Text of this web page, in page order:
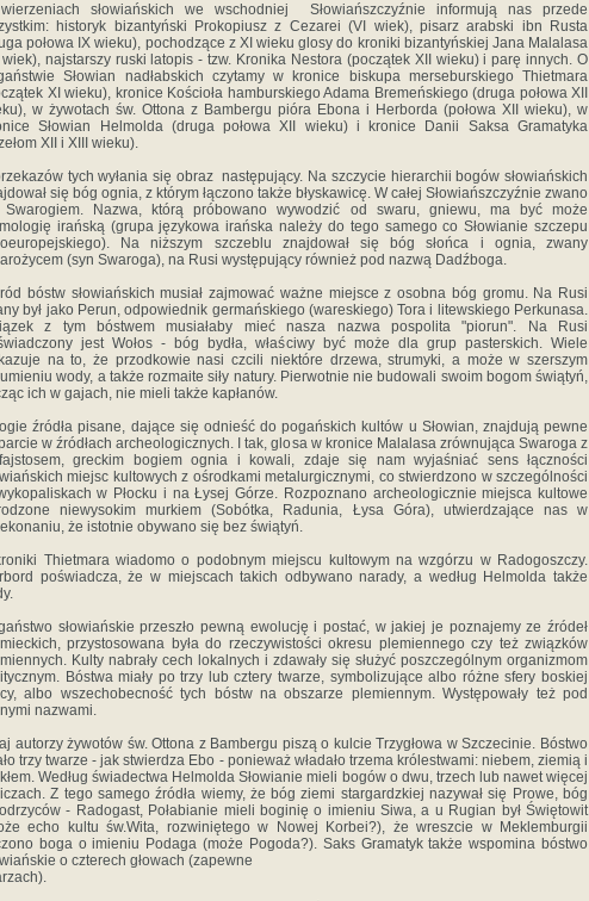
słowiańskich we wschodniej Słowiańszczyźnie informują nas przede
historyk bizantyński Prokopiusz z Cezarei (VI wiek), pisarz arabski ibn Rusta
połowa IX wieku), pochodzące z XI wieku glosy do kroniki bizantyńskiej Jana Malalasa
najstarszy ruski latopis - tzw. Kronika Nestora (początek XII wieku) i parę innych. O
Słowian nadłabskich czytamy w kronice biskupa merseburskiego Thietmara
XI wieku), kronice Kościoła hamburskiego Adama Bremeńskiego (druga połowa XII
w żywotach św. Ottona z Bambergu pióra Ebona i Herborda (połowa XII wieku), w
Słowian Helmolda (druga połowa XII wieku) i kronice Danii Saksa Gramatyka
XII i XIII wieku).
tych wyłania się obraz następujący. Na szczycie hierarchii bogów słowiańskich
się bóg ognia, z którym łączono także błyskawicę. W całej Słowiańszczyźnie zwano
Nazwa, którą próbowano wywodzić od swaru, gniewu, ma być może
irańską (grupa językowa irańska należy do tego samego co Słowianie szczepu
Na niższym szczeblu znajdował się bóg słońca i ognia, zwany
(syn Swaroga), na Rusi występujący również pod nazwą Dadźboga.
bóstw słowiańskich musiał zajmować ważne miejsce z osobna bóg gromu. Na Rusi
był jako Perun, odpowiednik germańskiego (wareskiego) Tora i litewskiego Perkunasa.
z tym bóstwem musiałaby mieć nasza nazwa pospolita "piorun". Na Rusi
jest Wołos - bóg bydła, właściwy być może dla grup pasterskich. Wiele
na to, że przodkowie nasi czcili niektóre drzewa, strumyki, a może w szerszym
wody, a także rozmaite siły natury. Pierwotnie nie budowali swoim bogom świątyń,
ich w gajach, nie mieli także kapłanów.
źródła pisane, dające się odnieść do pogańskich kultów u Słowian, znajdują pewne
w źródłach archeologicznych. I tak, glosa w kronice Malalasa zrównująca Swaroga z
greckim bogiem ognia i kowali, zdaje się nam wyjaśniać sens łączności
miejsc kultowych z ośrodkami metalurgicznymi, co stwierdzono w szczególności
w Płocku i na Łysej Górze. Rozpoznano archeologicznie miejsca kultowe
niewysokim murkiem (Sobótka, Radunia, Łysa Góra), utwierdzające nas w
że istotnie obywano się bez świątyń.
Thietmara wiadomo o podobnym miejscu kultowym na wzgórzu w Radogoszczy.
poświadcza, że w miejscach takich odbywano narady, a według Helmolda także
słowiańskie przeszło pewną ewolucję i postać, w jakiej je poznajemy ze źródeł
przystosowana była do rzeczywistości okresu plemiennego czy też związków
Kulty nabrały cech lokalnych i zdawały się służyć poszczególnym organizmom
Bóstwa miały po trzy lub cztery twarze, symbolizujące albo różne sfery boskiej
albo wszechobecność tych bóstw na obszarze plemiennym. Występowały też pod
nazwami.
autorzy żywotów św. Ottona z Bambergu piszą o kulcie Trzygłowa w Szczecinie. Bóstwo
trzy twarze - jak stwierdza Ebo - ponieważ władało trzema królestwami: niebem, ziemią i
Według świadectwa Helmolda Słowianie mieli bogów o dwu, trzech lub nawet więcej
Z tego samego źródła wiemy, że bóg ziemi stargardzkiej nazywał się Prowe, bóg
- Radogast, Połabianie mieli boginię o imieniu Siwa, a u Rugian był Świętowit
echo kultu św.Wita, rozwiniętego w Nowej Korbei?), że wreszcie w Meklemburgii
boga o imieniu Podaga (może Pogoda?). Saks Gramatyk także wspomina bóstwo
o czterech głowach (zapewne